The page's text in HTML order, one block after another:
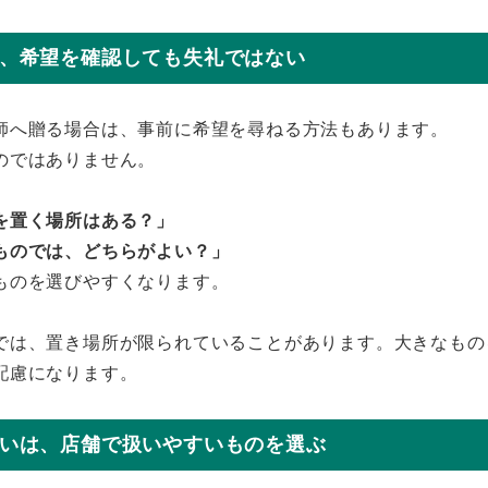
希望を確認しても失礼ではない
贈る場合は、事前に希望を尋ねる方法もあります。
はありません。
く場所はある？」
では、どちらがよい？」
を選びやすくなります。
、置き場所が限られていることがあります。大きなも
になります。
は、店舗で扱いやすいものを選ぶ